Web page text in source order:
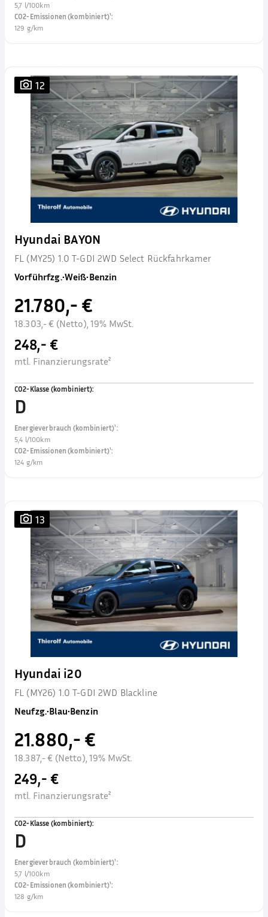
5,7 l/100km
CO2-Emissionen (kombiniert)¹:
129 g/km
12
Hyundai BAYON
FL (MY25) 1.0 T-GDI 2WD Select Rückfahrkamer
Vorführfzg.•Weiß•Benzin
21.780,- €
18.303,- € (Netto), 19% MwSt.
248,- €
mtl. Finanzierungsrate²
CO2-Klasse (kombiniert):
D
Energieverbrauch (kombiniert)¹:
5,4 l/100km
CO2-Emissionen (kombiniert)¹:
124 g/km
13
Hyundai i20
FL (MY26) 1.0 T-GDI 2WD Blackline
Neufzg.•Blau•Benzin
21.880,- €
18.387,- € (Netto), 19% MwSt.
249,- €
mtl. Finanzierungsrate²
CO2-Klasse (kombiniert):
D
Energieverbrauch (kombiniert)¹:
5,7 l/100km
CO2-Emissionen (kombiniert)¹:
128 g/km